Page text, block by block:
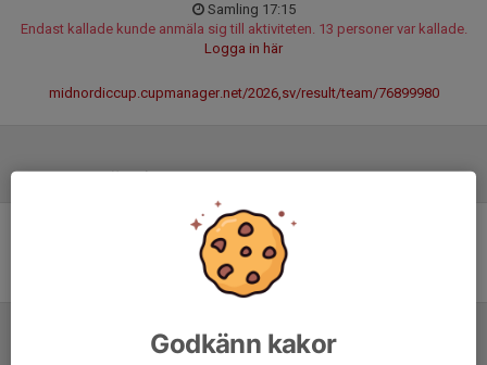
Samling 17:15
Endast kallade kunde anmäla sig till aktiviteten. 13 personer var kallade.
Logga in här
midnordiccup.cupmanager.net/2026,sv/result/team/76899980
Laguppställning
Ingen uppställning ifylld
Godkänn kakor